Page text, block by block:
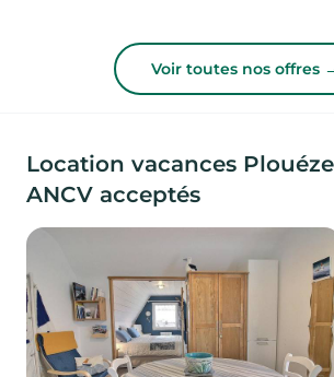
Voir toutes nos offres
Location vacances
ANCV acceptés